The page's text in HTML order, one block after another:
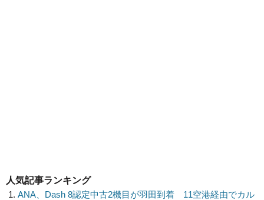
人気記事ランキング
ANA、Dash 8認定中古2機目が羽田到着 11空港経由でカル